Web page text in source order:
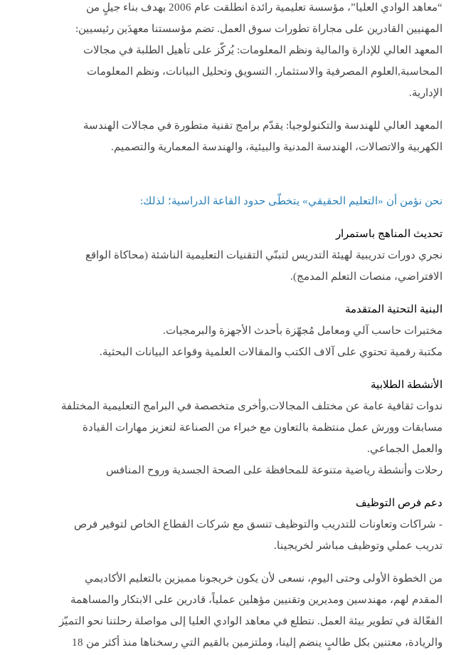
“معاهد الوادي العليا”، مؤسسة تعليمية رائدة انطلقت عام 2006 بهدف بناء جيلٍ من
المهنيين القادرين على مجاراة تطورات سوق العمل. تضم مؤسستنا معهدَين رئيسيين:
المعهد العالي للإدارة والمالية ونظم المعلومات: يُركّز على تأهيل الطلبة في مجالات
المحاسبة,العلوم المصرفية والاستثمار, التسويق وتحليل البيانات، ونظم المعلومات
الإدارية.
المعهد العالي للهندسة والتكنولوجيا: يقدّم برامج تقنية متطورة في مجالات الهندسة
الكهربية والاتصالات، الهندسة المدنية والبيئية، والهندسة المعمارية والتصميم.
نحن نؤمن أن «التعليم الحقيقي» يتخطّى حدود القاعة الدراسية؛ لذلك:
تحديث المناهج باستمرار
نجري دورات تدريبية لهيئة التدريس لتبنّي التقنيات التعليمية الناشئة (محاكاة الواقع
الافتراضي، منصات التعلم المدمج).
البنية التحتية المتقدمة
مختبرات حاسب آلي ومعامل مُجهّزة بأحدث الأجهزة والبرمجيات.
مكتبة رقمية تحتوي على آلاف الكتب والمقالات العلمية وقواعد البيانات البحثية.
الأنشطة الطلابية
ندوات ثقافية عامة عن مختلف المجالات,وأخرى متخصصة في البرامج التعليمية المختلفة
مسابقات وورش عمل منتظمة بالتعاون مع خبراء من الصناعة لتعزيز مهارات القيادة
والعمل الجماعي.
رحلات وأنشطة رياضية متنوعة للمحافظة على الصحة الجسدية وروح المنافس
دعم فرص التوظيف
- شراكات وتعاونات للتدريب والتوظيف تنسق مع شركات القطاع الخاص لتوفير فرص
تدريب عملي وتوظيف مباشر لخريجينا.
من الخطوة الأولى وحتى اليوم، نسعى لأن يكون خريجونا مميزين بالتعليم الأكاديمي
المقدم لهم، مهندسين ومديرين وتقنيين مؤهلين عملياً، قادرين على الابتكار والمساهمة
الفعّالة في تطوير بيئة العمل. نتطلع في معاهد الوادي العليا إلى مواصلة رحلتنا نحو التميّز
والريادة، معتنين بكل طالبٍ ينضم إلينا، وملتزمين بالقيم التي رسخناها منذ أكثر من 18